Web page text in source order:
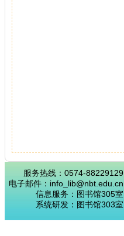
服务热线：0574-88229129
电子邮件：info_lib@nbt.edu.cn
信息服务：图书馆305室
系统研发：图书馆303室